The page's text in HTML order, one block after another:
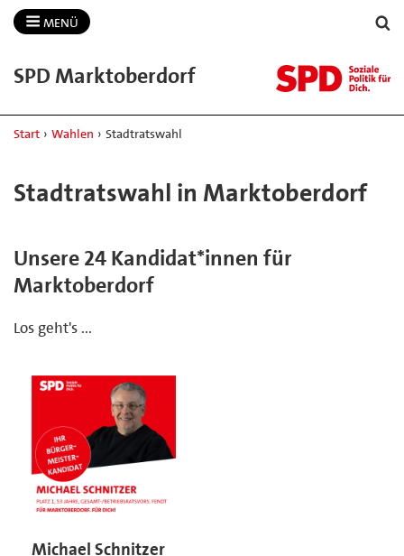
MENÜ
SPD Marktoberdorf
Start › Wahlen › Stadtratswahl
Stadtratswahl in Marktoberdorf
Unsere 24 Kandidat*innen für
Marktoberdorf
Los geht's ...
Michael Schnitzer